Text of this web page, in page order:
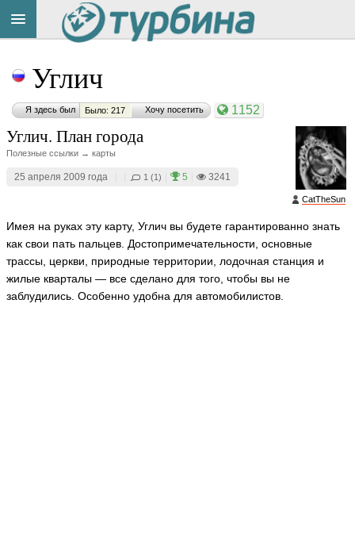
Углич
Я здесь был Было: 217 Хочу посетить 1152
CatTheSun
Углич. План города
Полезные ссылки → карты
25 апреля 2009 года 1 (1) 5 3241
Имея на руках эту карту, Углич вы будете гарантированно знать
как свои пать пальцев. Достопримечательности, основные
трассы, церкви, природные территории, лодочная станция и
жилые кварталы — все сделано для того, чтобы вы не
заблудились. Особенно удобна для автомобилистов.
на
сайте: